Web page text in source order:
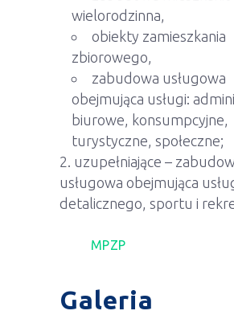
wielorodzinna,
obiekty zamieszkania
zbiorowego,
zabudowa usługowa
obejmująca usługi:
biurowe, konsumpcyjne,
turystyczne, społeczne;
uzupełniające –
usługowa obejmująca
detalicznego, sportu i
MPZP
Galeria